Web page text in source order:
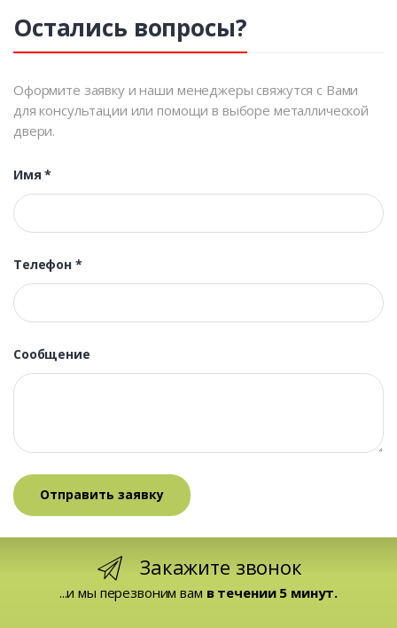
Остались вопросы?
Оформите заявку и наши менеджеры свяжутся с Вами
для консультации или помощи в выборе металлической
двери.
Имя*
Телефон *
Сообщение
Закажите звонок
...и мы перезвоним вам в течении 5 минут.